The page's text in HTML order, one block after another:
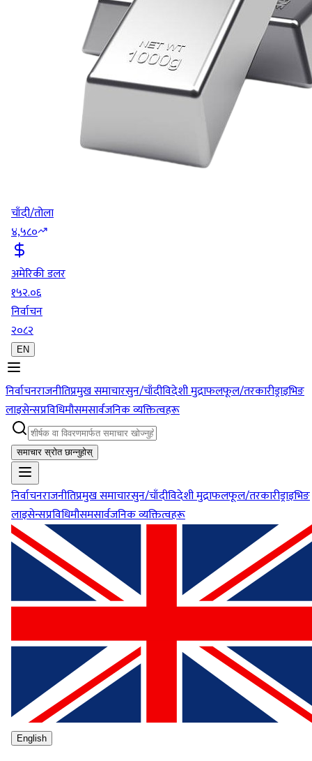
चाँदी/तोला
४,५८०
अमेरिकी डलर
१५२.०६
निर्वाचन
२०८२
EN
निर्वाचनराजनीतिप्रमुख समाचारसुन/चाँदीविदेशी मुद्राफलफूल/तरकारीड्राइभिङ
लाइसेन्सप्रविधिमौसमसार्वजनिक व्यक्तित्वहरू
समाचार स्रोत छान्नुहोस्
निर्वाचनराजनीतिप्रमुख समाचारसुन/चाँदीविदेशी मुद्राफलफूल/तरकारीड्राइभिङ
लाइसेन्सप्रविधिमौसमसार्वजनिक व्यक्तित्वहरू
English